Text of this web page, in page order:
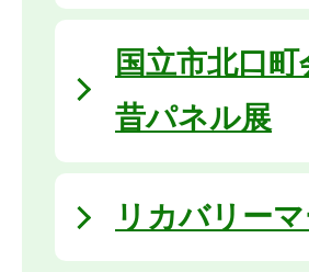
国立市北口
昔パネル展
リカバリー